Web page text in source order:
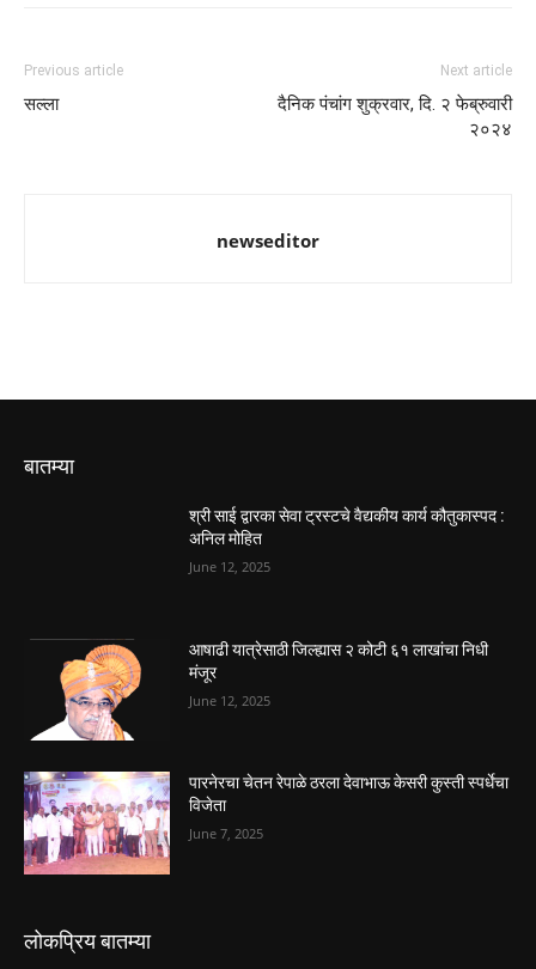
Previous article
सल्ला
Next article
दैनिक पंचांग शुक्रवार, दि. २ फेब्रुवारी
२०२४
newseditor
बातम्या
श्री साई द्वारका सेवा ट्रस्टचे वैद्यकीय कार्य कौतुकास्पद :
अनिल मोहित
June 12, 2025
आषाढी यात्रेसाठी जिल्ह्यास २ कोटी ६१ लाखांचा निधी
मंजूर
June 12, 2025
पारनेरचा चेतन रेपाळे ठरला देवाभाऊ केसरी कुस्ती स्पर्धेचा
विजेता
June 7, 2025
लोकप्रिय बातम्या